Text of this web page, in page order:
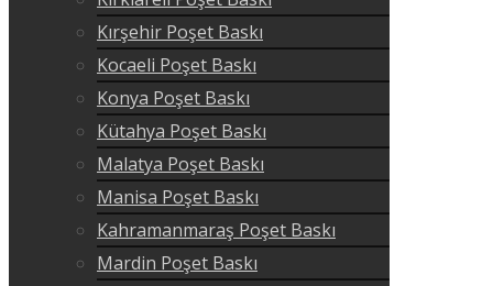
Kırşehir Poşet Baskı
Kocaeli Poşet Baskı
Konya Poşet Baskı
Kütahya Poşet Baskı
Malatya Poşet Baskı
Manisa Poşet Baskı
Kahramanmaraş Poşet Baskı
Mardin Poşet Baskı